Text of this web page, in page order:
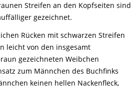
Streifen an den Kopfseiten sind
gezeichnet.
Rücken mit schwarzen Streifen
leicht von den insgesamt
gezeichneten Weibchen
zum Männchen des Buchfinks
keinen hellen Nackenfleck,